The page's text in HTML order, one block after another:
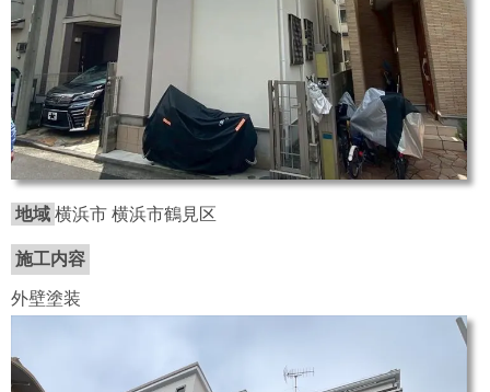
地域 横浜市 横浜市鶴見区
施工内容
外壁塗装